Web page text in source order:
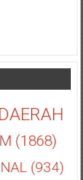
(1868)